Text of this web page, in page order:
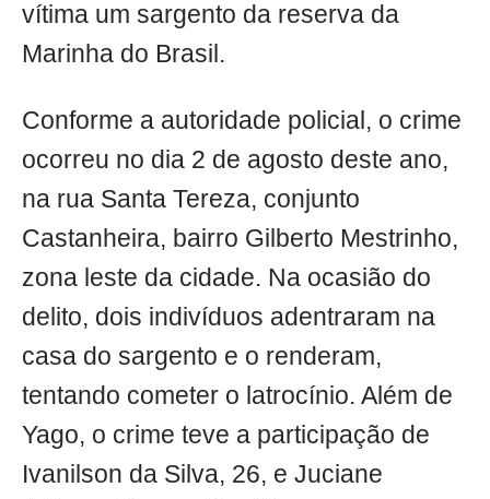
vítima um sargento da reserva da
Marinha do Brasil.
Conforme a autoridade policial, o crime
ocorreu no dia 2 de agosto deste ano,
na rua Santa Tereza, conjunto
Castanheira, bairro Gilberto Mestrinho,
zona leste da cidade. Na ocasião do
delito, dois indivíduos adentraram na
casa do sargento e o renderam,
tentando cometer o latrocínio. Além de
Yago, o crime teve a participação de
Ivanilson da Silva, 26, e Juciane